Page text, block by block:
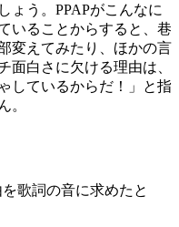
ょう。PPAPがこんなに
いることからすると、巷
変えてみたり、ほかの言
面白さに欠ける理由は、
しているからだ！」と指
。
歌詞の音に求めたと